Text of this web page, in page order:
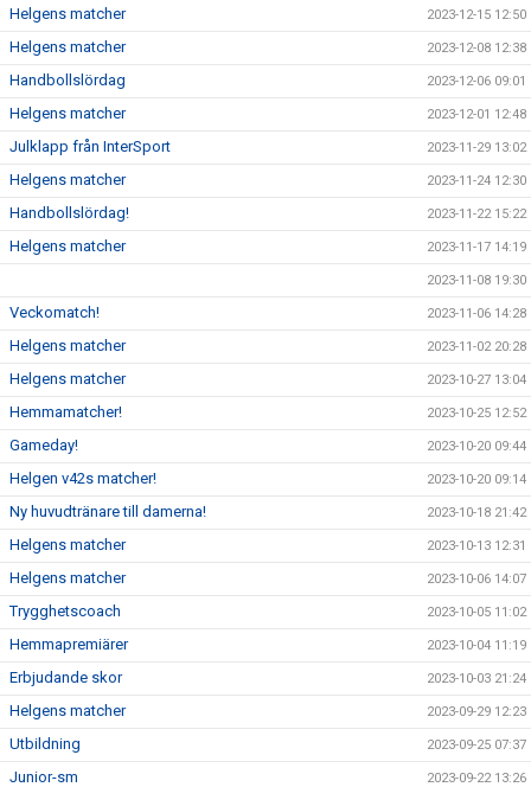
Helgens matcher 2023-12-15 12:50
Helgens matcher 2023-12-08 12:38
Handbollslördag 2023-12-06 09:01
Helgens matcher 2023-12-01 12:48
Julklapp från InterSport 2023-11-29 13:02
Helgens matcher 2023-11-24 12:30
Handbollslördag! 2023-11-22 15:22
Helgens matcher 2023-11-17 14:19
2023-11-08 19:30
Veckomatch! 2023-11-06 14:28
Helgens matcher 2023-11-02 20:28
Helgens matcher 2023-10-27 13:04
Hemmamatcher! 2023-10-25 12:52
Gameday! 2023-10-20 09:44
Helgen v42s matcher! 2023-10-20 09:14
Ny huvudtränare till damerna! 2023-10-18 21:42
Helgens matcher 2023-10-13 12:31
Helgens matcher 2023-10-06 14:07
Trygghetscoach 2023-10-05 11:02
Hemmapremiärer 2023-10-04 11:19
Erbjudande skor 2023-10-03 21:24
Helgens matcher 2023-09-29 12:23
Utbildning 2023-09-25 07:37
Junior-sm 2023-09-22 13:26